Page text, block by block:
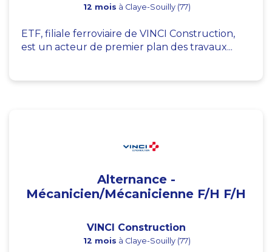
12 mois à Claye-Souilly (77)
ETF, filiale ferroviaire de VINCI Construction,
est un acteur de premier plan des travaux...
Alternance -
Mécanicien/Mécanicienne F/H F/H
VINCI Construction
12 mois à Claye-Souilly (77)